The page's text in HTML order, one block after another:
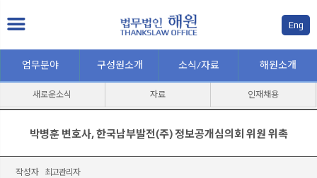
Eng
업무분야 구성원소개 소식/자료
새로운소식 자료 인재채용
해원소개
박병훈 변호사, 한국남부발전(주) 정보공개심의회 위원 위촉
작성자 최고관리자